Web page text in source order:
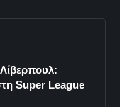
Super League